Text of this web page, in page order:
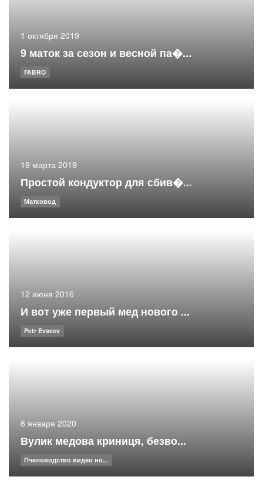
1 октября 2019
9 маток за сезон и весной па�...
FABRO
19 марта 2019
Простой кондуктор для сбив�...
Матковод
12 июня 2016
И вот уже первый мед нового ...
Petr Evseev
8 января 2020
Вулик медова криниця, безво...
Пчеловодство видео но...